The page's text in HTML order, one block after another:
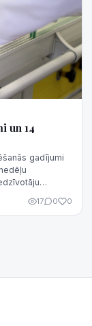
un 14
gadījumi
17 0 0